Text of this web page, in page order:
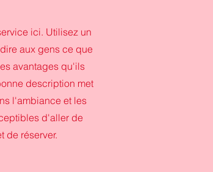
ici. Utilisez un
aux gens ce que
avantages qu'ils
description met
l'ambiance et les
d'aller de
de réserver.